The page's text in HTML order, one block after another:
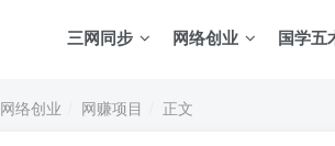
三网同步 网络创业 国学五
网络创业 网赚项目 正文